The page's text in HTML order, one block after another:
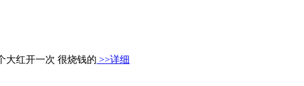
大红开一次 很烧钱的 >>详细